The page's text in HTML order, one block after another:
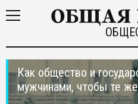
Как общество и
мужчинами, чтобы те